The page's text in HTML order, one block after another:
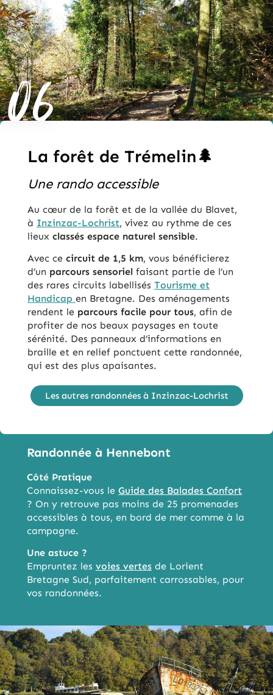
06
La forêt de Trémelin🌲
Une rando accessible
Au cœur de la forêt et de la vallée du Blavet,
à Inzinzac-Lochrist, vivez au rythme de ces
lieux classés espace naturel sensible.
Avec ce circuit de 1,5 km, vous bénéficierez
d’un parcours sensoriel faisant partie de l’un
des rares circuits labellisés Tourisme et
Handicap en Bretagne. Des aménagements
rendent le parcours facile pour tous, afin de
profiter de nos beaux paysages en toute
sérénité. Des panneaux d’informations en
braille et en relief ponctuent cette randonnée,
qui est des plus apaisantes.
Les autres randonnées à Inzinzac-Lochrist
Randonnée à Hennebont
Côté Pratique
Connaissez-vous le Guide des Balades Confort
? On y retrouve pas moins de 25 promenades
accessibles à tous, en bord de mer comme à la
campagne.
Une astuce ?
Empruntez les voies vertes de Lorient
Bretagne Sud, parfaitement carrossables, pour
vos randonnées.